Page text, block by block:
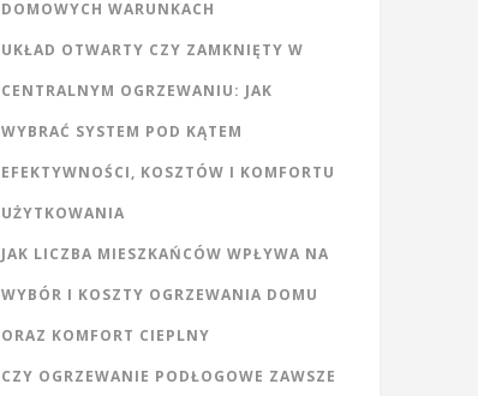
DOMOWYCH WARUNKACH
UKŁAD OTWARTY CZY ZAMKNIĘTY W
CENTRALNYM OGRZEWANIU: JAK
WYBRAĆ SYSTEM POD KĄTEM
EFEKTYWNOŚCI, KOSZTÓW I KOMFORTU
UŻYTKOWANIA
JAK LICZBA MIESZKAŃCÓW WPŁYWA NA
WYBÓR I KOSZTY OGRZEWANIA DOMU
ORAZ KOMFORT CIEPLNY
CZY OGRZEWANIE PODŁOGOWE ZAWSZE